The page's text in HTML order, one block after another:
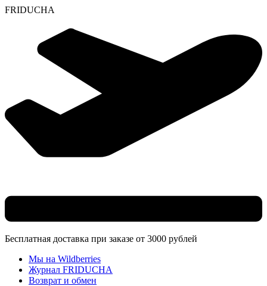
FRIDUCHA
Бесплатная доставка при заказе от 3000 рублей
Мы на Wildberries
Журнал FRIDUCHA
Возврат и обмен